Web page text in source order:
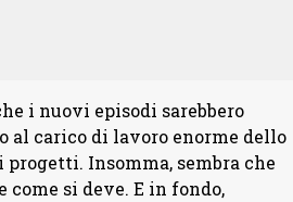
i nuovi episodi sarebbero
al carico di lavoro enorme dello
Insomma, sembra che
si deve. E in fondo,